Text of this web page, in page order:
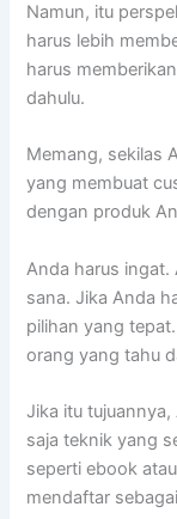
Namun, itu
harus lebih
harus
dahulu.
Memang, sekilas
yang membuat
dengan produk
Anda harus ingat.
sana. Jika Anda
pilihan yang
orang yang tahu
Jika itu
saja teknik yang
seperti ebook
mendaftar